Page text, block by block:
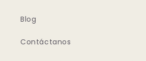
Blog
Contáctanos